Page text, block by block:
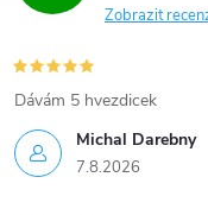
Zobrazit
Michal Darebny
7.8.2026
Dávám 5 hvezdicek